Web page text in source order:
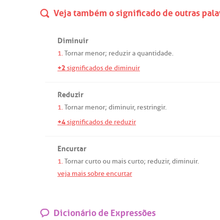
Veja também o significado de outras
Diminuir
1.Tornar menor; reduziraquantidade.
+2significados de diminuir
Reduzir
1.Tornar menor; diminuir, restringir.
+4significados de reduzir
Encurtar
1.Tornarcurtoou maiscurto; reduzir,diminuir.
veja mais sobre encurtar
Dicionário de Expressões